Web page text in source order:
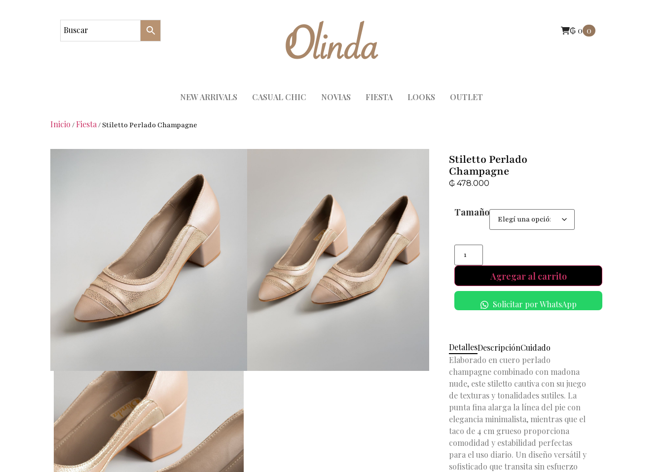
₲ 0 0
NEW ARRIVALS CASUAL CHIC NOVIAS FIESTA LOOKS OUTLET
Inicio / Fiesta/ Stiletto Perlado Champagne
Stiletto Perlado
Champagne
₲ 478.000
Tamaño
Agregar al carrito
Solicitar por WhatsApp
DetallesDescripciónCuidado
Elaborado en cuero perlado
champagne combinado con madona
nude, este stiletto cautiva con su juego
de texturas y tonalidades sutiles. La
punta fina alarga la línea del pie con
elegancia minimalista, mientras que el
taco de 4 cm grueso proporciona
comodidad y estabilidad perfectas
para el uso diario. Un diseño versátil y
sofisticado que transita sin esfuerzo